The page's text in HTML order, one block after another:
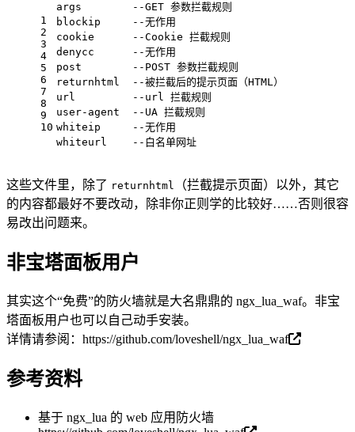
1
2
3
4
5
6
7
8
9
10
args        --GET 参数拦截规则
blockip     --无作用
cookie      --Cookie 拦截规则
denycc      --无作用
post        --POST 参数拦截规则
returnhtml  --被拦截后的提示页面（HTML）
url         --url 拦截规则
user-agent  --UA 拦截规则
whiteip     --无作用
whiteurl    --白名单网址
这些文件里，除了 returnhtml
（拦截提示页面）以外，其它
的内容都最好不要改动，除非你正则学的比较好……否则很容
易改出问题来。
非宝塔面板用户
其实这个“免费”的防火墙就是大名鼎鼎的 ngx_lua_waf。非宝
塔面板用户也可以自己动手安装。
详情请参阅： https://github.com/loveshell/ngx_lua_waf
参考资料
基于 ngx_lua 的 web 应用防火墙